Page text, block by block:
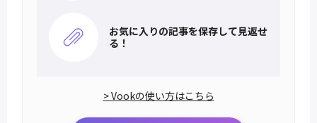
お気に入りの記事を保存して見返せ
る！
> Vookの使い方はこちら